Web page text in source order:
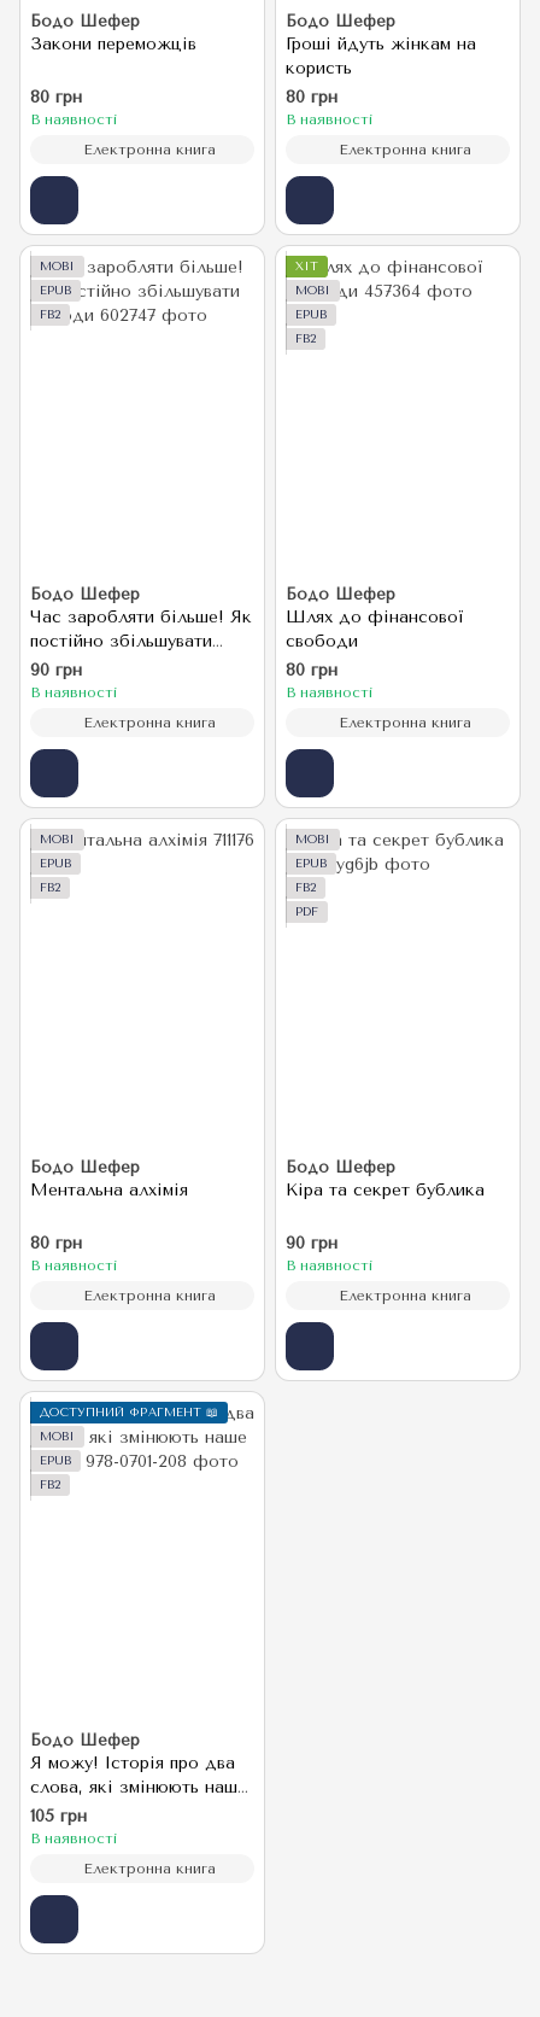
Бодо Шефер
Закони переможців
80 грн
В наявності
Електронна книга
Бодо Шефер
Гроші йдуть жінкам на
користь
80 грн
В наявності
Електронна книга
MOBI
EPUB
FB2
Бодо Шефер
Час заробляти більше! Як
постійно збільшувати
доходи
90 грн
В наявності
Електронна книга
ХІТ
MOBI
EPUB
FB2
Бодо Шефер
Шлях до фінансової
свободи
80 грн
В наявності
Електронна книга
MOBI
EPUB
FB2
Бодо Шефер
Ментальна алхімія
80 грн
В наявності
Електронна книга
MOBI
EPUB
FB2
PDF
Бодо Шефер
Кіра та секрет бублика
90 грн
В наявності
Електронна книга
ДОСТУПНИЙ ФРАГМЕНТ 📖
MOBI
EPUB
FB2
Бодо Шефер
Я можу! Історія про два
слова, які змінюють наше
життя
105 грн
В наявності
Електронна книга